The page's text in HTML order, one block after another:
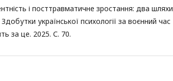
і посттравматичне зростання: два шляхи
української психології за воєнний час
за це. 2025. С. 70.